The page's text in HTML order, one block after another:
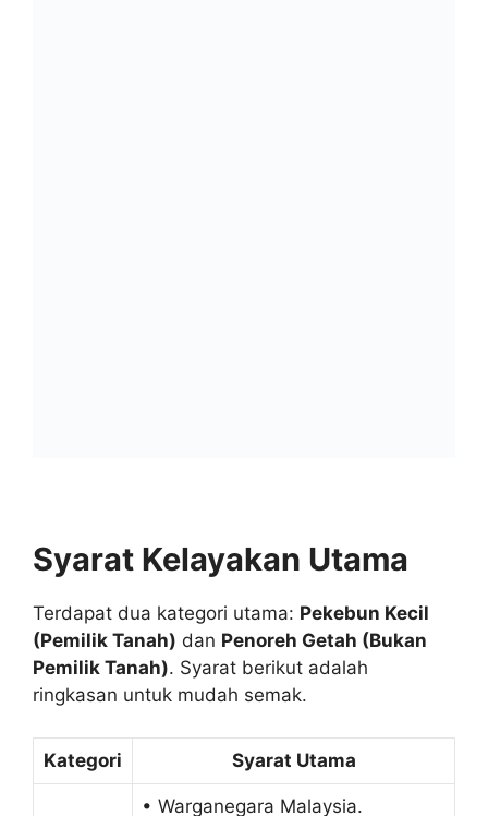
Syarat Kelayakan Utama
Terdapat dua kategori utama: Pekebun Kecil
(Pemilik Tanah) dan Penoreh Getah (Bukan
Pemilik Tanah). Syarat berikut adalah
ringkasan untuk mudah semak.
Kategori Syarat Utama
• Warganegara Malaysia.